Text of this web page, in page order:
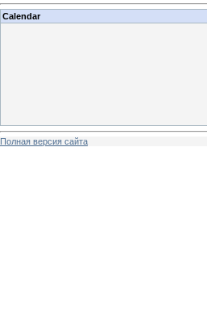
Calendar
Полная версия сайта